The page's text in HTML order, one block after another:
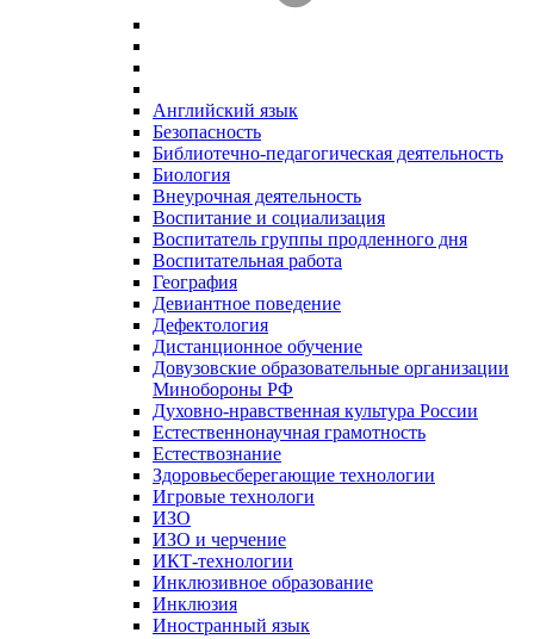
Английский язык
Безопасность
Библиотечно-педагогическая деятельность
Биология
Внеурочная деятельность
Воспитание и социализация
Воспитатель группы продленного дня
Воспитательная работа
География
Девиантное поведение
Дефектология
Дистанционное обучение
Довузовские образовательные организации
Минобороны РФ
Духовно‑нравственная культура России
Естественнонаучная грамотность
Естествознание
Здоровьесберегающие технологии
Игровые технологи
ИЗО
ИЗО и черчение
ИКТ-технологии
Инклюзивное образование
Инклюзия
Иностранный язык